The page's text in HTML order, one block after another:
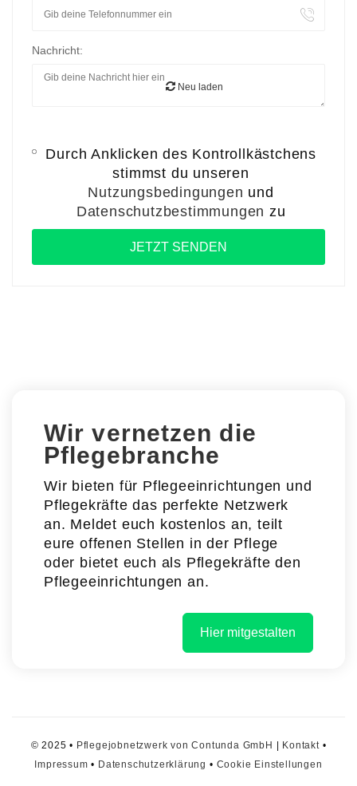
Nachricht:
Neu laden
Durch Anklicken des Kontrollkästchens
stimmst du unseren
Nutzungsbedingungen und
Datenschutzbestimmungen zu
Wir vernetzen die
Pflegebranche
Wir bieten für Pflegeeinrichtungen und
Pflegekräfte das perfekte Netzwerk
an. Meldet euch kostenlos an, teilt
eure offenen Stellen in der Pflege
oder bietet euch als Pflegekräfte den
Pflegeeinrichtungen an.
Hier mitgestalten
© 2025 • Pflegejobnetzwerk von Contunda GmbH Kontakt•
Impressum • Datenschutzerklärung • Cookie Einstellungen